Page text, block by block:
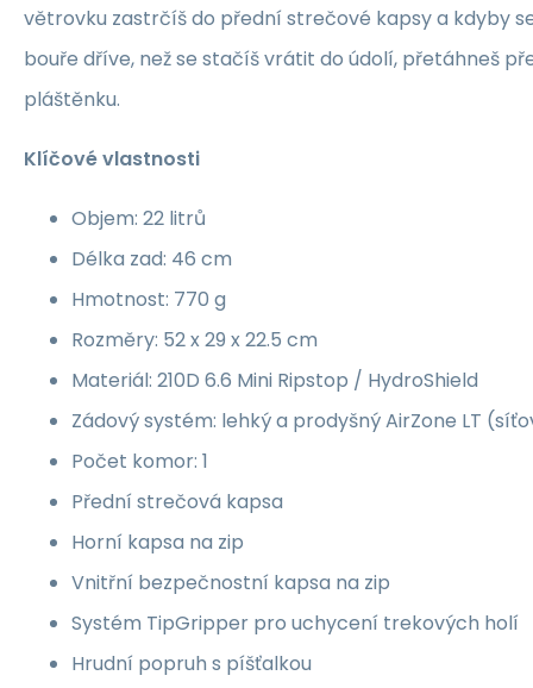
větrovku zastrčíš do přední strečové kapsy a kdyby
bouře dříve, než se stačíš vrátit do údolí, přetáhneš
pláštěnku.
Klíčové vlastnosti
Objem: 22 litrů
Délka zad: 46 cm
Hmotnost: 770 g
Rozměry: 52 x 29 x 22.5 cm
Materiál: 210D 6.6 Mini Ripstop / HydroShield
Zádový systém: lehký a prodyšný AirZone LT
Počet komor: 1
Přední strečová kapsa
Horní kapsa na zip
Vnitřní bezpečnostní kapsa na zip
Systém TipGripper pro uchycení trekových holí
Hrudní popruh s píšťalkou